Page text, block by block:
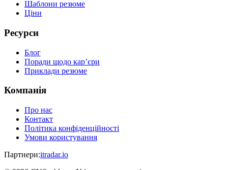
Шаблони резюме
Ціни
Ресурси
Блог
Поради щодо кар’єри
Приклади резюме
Компанія
Про нас
Контакт
Політика конфіденційності
Умови користування
Партнери:itradar.io